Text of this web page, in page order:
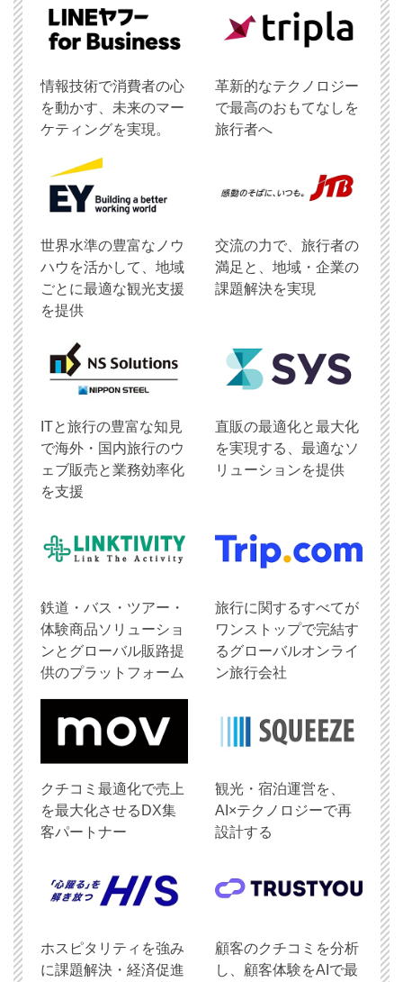
情報技術で消費者の心
を動かす、未来のマー
ケティングを実現。
革新的なテクノロジー
で最高のおもてなしを
旅行者へ
世界水準の豊富なノウ
ハウを活かして、地域
ごとに最適な観光支援
を提供
交流の力で、旅行者の
満足と、地域・企業の
課題解決を実現
ITと旅行の豊富な知見
で海外・国内旅行のウ
ェブ販売と業務効率化
を支援
直販の最適化と最大化
を実現する、最適なソ
リューションを提供
鉄道・バス・ツアー・
体験商品ソリューショ
ンとグローバル販路提
供のプラットフォーム
旅行に関するすべてが
ワンストップで完結す
るグローバルオンライ
ン旅行会社
クチコミ最適化で売上
を最大化させるDX集
客パートナー
観光・宿泊運営を、
AI×テクノロジーで再
設計する
ホスピタリティを強み
に課題解決・経済促進
顧客のクチコミを分析
し、顧客体験をAIで最